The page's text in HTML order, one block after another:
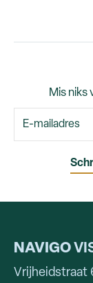
Mis niks
NAVIGO
Vrijheidstraat